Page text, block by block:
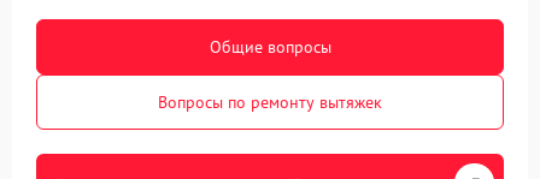
Общие вопросы
Вопросы по ремонту вытяжек